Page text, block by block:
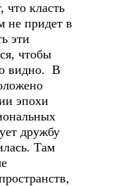
что класть
не придет в
эти
чтобы
видно. В
эпохи
дружбу
Там